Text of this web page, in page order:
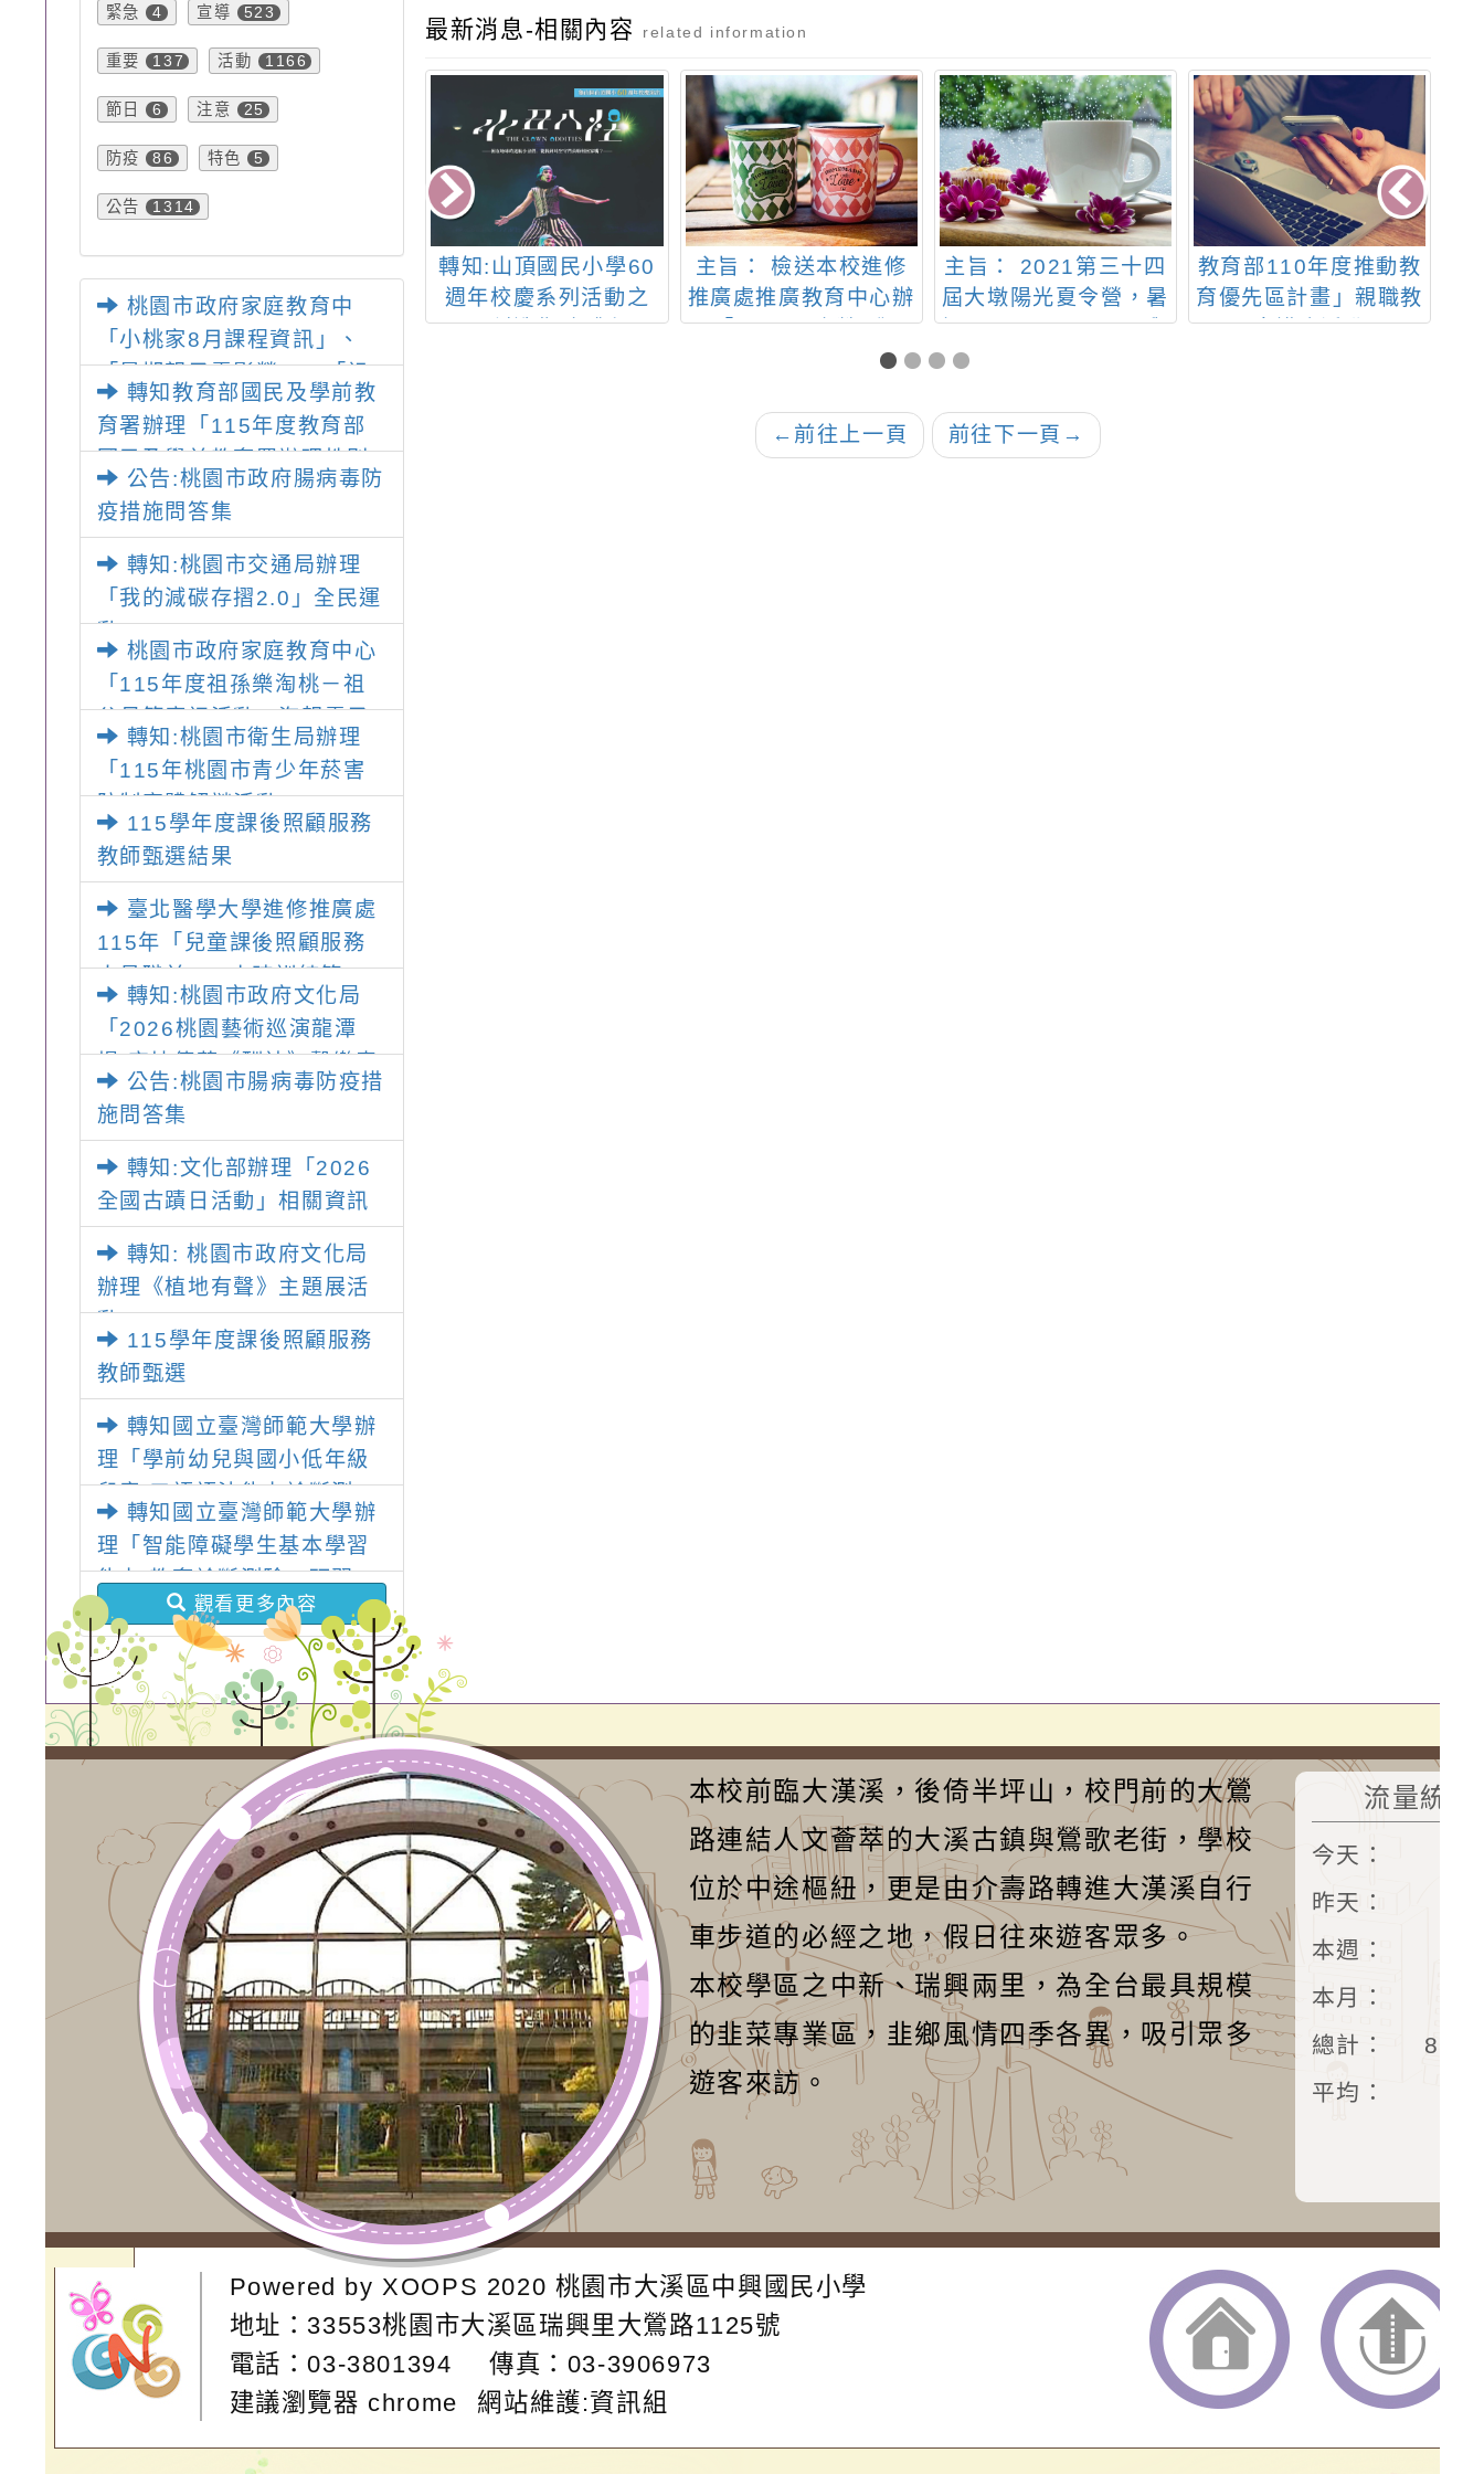
緊急 4 宣導 523
重要 137 活動 1166
節日 6 注意 25
防疫 86 特色 5
公告 1314
桃園市政府家庭教育中
「小桃家8月課程資訊」、
「暑期親子電影營」、「祖
孫樂淘桃」、「愛『原原』
不絕-親子共學同樂會」、
「邁向下一站幸福系列講座
及成長團體」海報各1份
轉知教育部國民及學前教
育署辦理「115年度教育部
國民及學前教育署辦理性別
平等教育建置課程與教學人
才庫實施計畫」一案， 請教
師踴躍提出申請，請查照。
公告:桃園市政府腸病毒防
疫措施問答集
轉知:桃園市交通局辦理
「我的減碳存摺2.0」全民運
動
桃園市政府家庭教育中心
「115年度祖孫樂淘桃－祖
父母節慶祝活動」海報電子
檔，請貴單位協助鼓勵所屬
同仁及所屬機關（構）、學
校、民眾踴躍報名參加，請
查照
轉知:桃園市衛生局辦理
「115年桃園市青少年菸害
防制實體解謎活動」
115學年度課後照顧服務
教師甄選結果
臺北醫學大學進修推廣處
115年「兒童課後照顧服務
人員職前180小時訓練第20
期」招生資訊
轉知:桃園市政府文化局
「2026桃園藝術巡演龍潭
場-宋坤傳藝《酬神》擊樂表
演」
公告:桃園市腸病毒防疫措
施問答集
轉知:文化部辦理「2026
全國古蹟日活動」相關資訊
轉知: 桃園市政府文化局
辦理《植地有聲》主題展活
動
115學年度課後照顧服務
教師甄選
轉知國立臺灣師範大學辦
理「學前幼兒與國小低年級
兒童 口語語法能力診斷測
驗」研習
轉知國立臺灣師範大學辦
理「智能障礙學生基本學習
能力 教育診斷測驗」研習
觀看更多內容
最新消息-相關內容 related information
全最重要」濾
戰徵件抽獎活
轉海洋委員會海域遊憩
活動安全宣導影片
轉知:山頂國民小學60
週年校慶系列活動之
一：創造焦點《小丑
主旨： 檢送本校進修
推廣處推廣教育中心辦
理「2021夏令營-盛夏
光年奇幻之旅」營隊簡
並轉知貴屬師生、同仁
踴躍報名參加，請查
主旨： 2021第三十四
屆大墩陽光夏令營，暑
假7月5日～8月24日舉
教育部110年度推動教
育優先區計畫」親職教
育講座活動
← 前往上一頁 前往下一頁 →
本校前臨大漢溪，後倚半坪山，校門前的大鶯
路連結人文薈萃的大溪古鎮與鶯歌老街，學校
位於中途樞紐，更是由介壽路轉進大漢溪自行
車步道的必經之地，假日往來遊客眾多。
本校學區之中新、瑞興兩里，為全台最具規模
的韭菜專業區，韭鄉風情四季各異，吸引眾多
遊客來訪。
流量統計
今天：
昨天：
本週：
本月：
總計：
平均：
Powered byXOOPS 2020 桃園市大溪區中興國民小學
地址： 33553桃園市大溪區瑞興里大鶯路1125號
電話：03-3801394
傳真：03-3906973
建議瀏覽器 chrome
網站維護:資訊組